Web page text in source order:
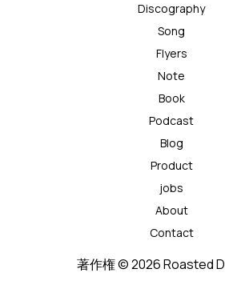
Discography
Song
Flyers
Note
Book
Podcast
Blog
Product
jobs
About
Contact
著作権 © 2026 Roasted